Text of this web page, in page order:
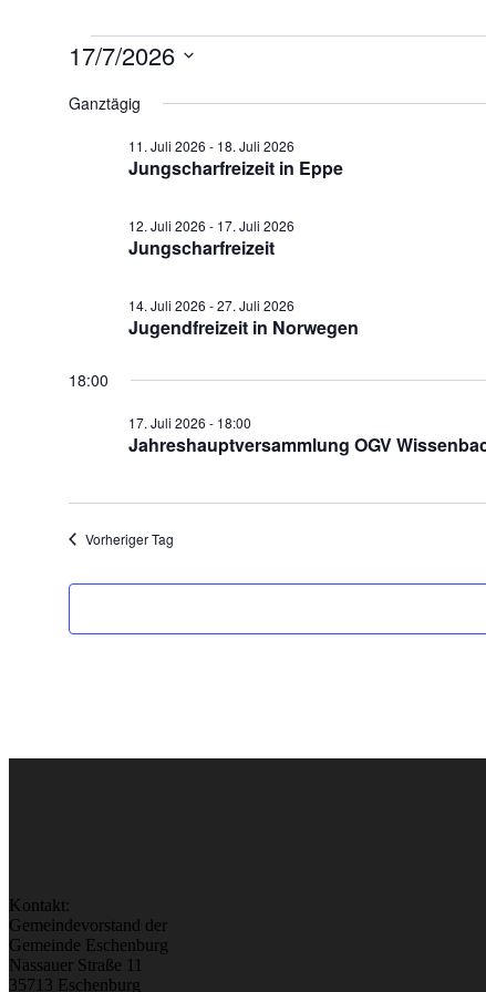
Veranstaltungen
17.
17/7/2026
wählen.
Ganztägig
Jungscharfreizeit in Eppe
11. Juli 2026 - 18. Juli 2026
Jungscharfreizeit
12. Juli 2026 - 17. Juli 2026
Jugendfreizeit in Norwegen
14. Juli 2026 -27. Juli 2026
18:00
Jahreshauptversammlung OGV
17. Juli 2026 - 18:00
Vorheriger Tag
Kontakt:
Gemeindevorstand der
Gemeinde Eschenburg
Nassauer Straße 11
35713 Eschenburg